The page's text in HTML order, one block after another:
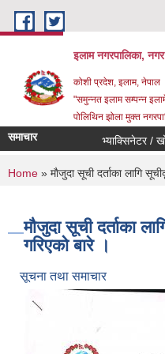
Skip to main content
इलाम नगरपालिका, नगर
कोशी प्रदेश, इलाम, नेपाल
"समुन्नत इलाम सम्पन्न
पोलिथिन झोला मुक्त
समाचार भ्याक्सिनेटर /
You are here
Home » माैजुदा सूची दर्ताका लागि
माैजुदा सूची दर्ताका
गरिएको बारे ।
सूचना तथा समाचार